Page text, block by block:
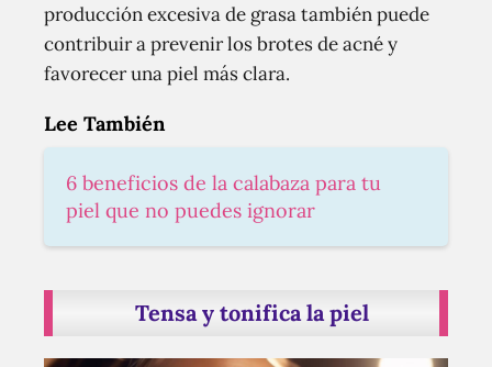
producción excesiva de grasa también puede
contribuir a prevenir los brotes de acné y
favorecer una piel más clara.
Lee También
6 beneficios de la calabaza para tu
piel que no puedes ignorar
Tensa y tonifica la piel